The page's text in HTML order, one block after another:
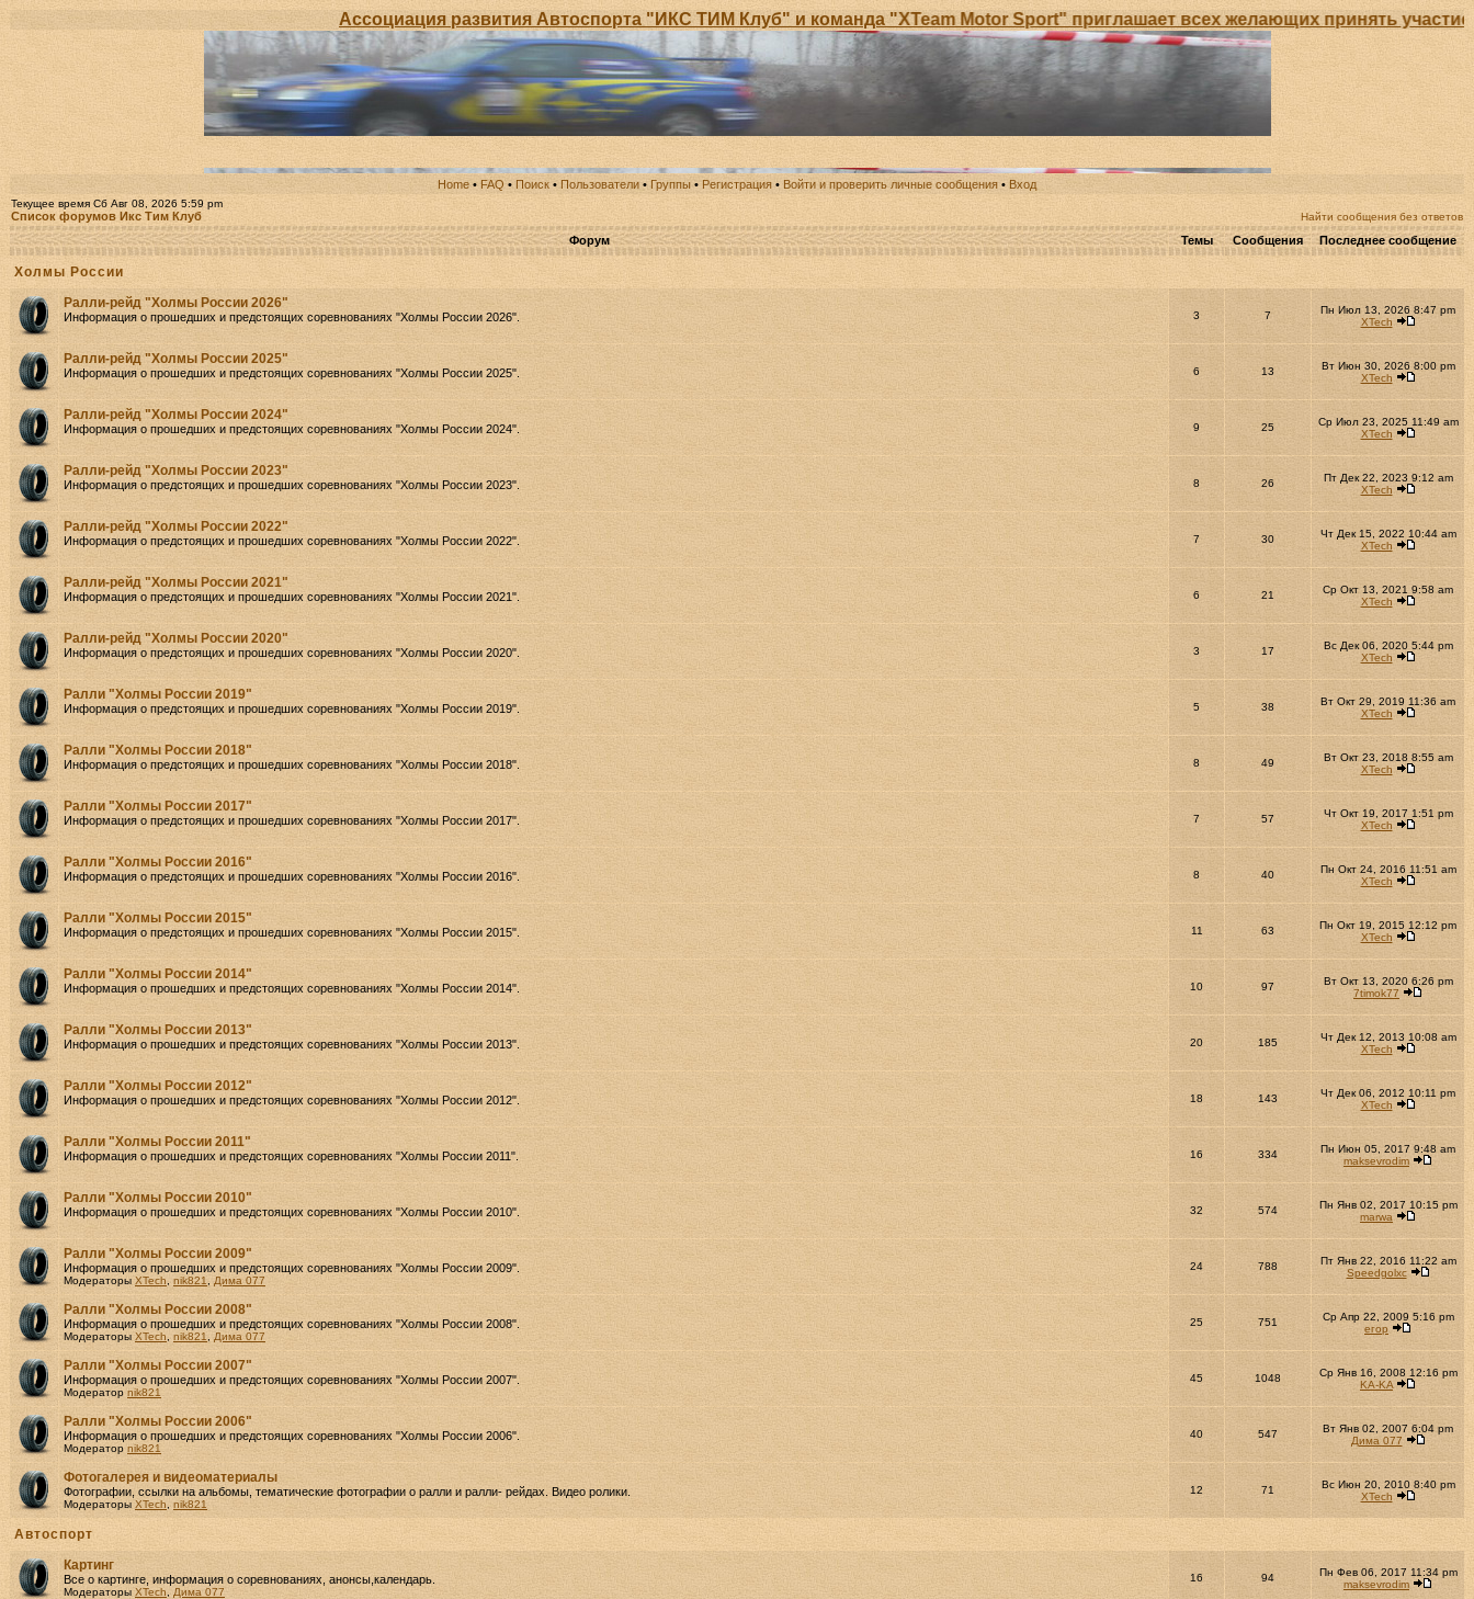
Ассоциация развития Автоспорта "ИКС ТИМ Клуб" и команда "XTeam Motor Sport" приглашает всех желающих принять участие в
Home • FAQ • Поиск • Пользователи • Группы • Регистрация • Войти и проверить личные сообщения • Вход
Текущее время Сб Авг 08, 2026 5:59 pm
Список форумов Икс Тим Клуб Найти сообщения без ответов
Форум Темы Сообщения Последнее сообщение
Холмы России
Ралли-рейд "Холмы России 2026"
Информация о прошедших и предстоящих соревнованиях "Холмы России 2026". 3 7
Пн Июл 13, 2026 8:47 pm
XTech
Ралли-рейд "Холмы России 2025"
Информация о прошедших и предстоящих соревнованиях "Холмы России 2025". 6 13
Вт Июн 30, 2026 8:00 pm
XTech
Ралли-рейд "Холмы России 2024"
Информация о прошедших и предстоящих соревнованиях "Холмы России 2024". 9 25
Ср Июл 23, 2025 11:49 am
XTech
Ралли-рейд "Холмы России 2023"
Информация о предстоящих и прошедших соревнованиях "Холмы России 2023". 8 26
Пт Дек 22, 2023 9:12 am
XTech
Ралли-рейд "Холмы России 2022"
Информация о предстоящих и прошедших соревнованиях "Холмы России 2022". 7 30
Чт Дек 15, 2022 10:44 am
XTech
Ралли-рейд "Холмы России 2021"
Информация о предстоящих и прошедших соревнованиях "Холмы России 2021". 6 21
Ср Окт 13, 2021 9:58 am
XTech
Ралли-рейд "Холмы России 2020"
Информация о предстоящих и прошедших соревнованиях "Холмы России 2020". 3 17
Вс Дек 06, 2020 5:44 pm
XTech
Ралли "Холмы России 2019"
Информация о предстоящих и прошедших соревнованиях "Холмы России 2019". 5 38
Вт Окт 29, 2019 11:36 am
XTech
Ралли "Холмы России 2018"
Информация о предстоящих и прошедших соревнованиях "Холмы России 2018". 8 49
Вт Окт 23, 2018 8:55 am
XTech
Ралли "Холмы России 2017"
Информация о предстоящих и прошедших соревнованиях "Холмы России 2017". 7 57
Чт Окт 19, 2017 1:51 pm
XTech
Ралли "Холмы России 2016"
Информация о предстоящих и прошедших соревнованиях "Холмы России 2016". 8 40
Пн Окт 24, 2016 11:51 am
XTech
Ралли "Холмы России 2015"
Информация о предстоящих и прошедших соревнованиях "Холмы России 2015". 11 63
Пн Окт 19, 2015 12:12 pm
XTech
Ралли "Холмы России 2014"
Информация о прошедших и предстоящих соревнованиях "Холмы России 2014". 10 97
Вт Окт 13, 2020 6:26 pm
7timok77
Ралли "Холмы России 2013"
Информация о прошедших и предстоящих соревнованиях "Холмы России 2013". 20 185
Чт Дек 12, 2013 10:08 am
XTech
Ралли "Холмы России 2012"
Информация о прошедших и предстоящих соревнованиях "Холмы России 2012". 18 143
Чт Дек 06, 2012 10:11 pm
XTech
Ралли "Холмы России 2011"
Информация о прошедших и предстоящих соревнованиях "Холмы России 2011". 16 334
Пн Июн 05, 2017 9:48 am
maksevrodim
Ралли "Холмы России 2010"
Информация о прошедших и предстоящих соревнованиях "Холмы России 2010". 32 574
Пн Янв 02, 2017 10:15 pm
marwa
Ралли "Холмы России 2009"
Информация о прошедших и предстоящих соревнованиях "Холмы России 2009".
Модераторы XTech nik821 Дима 077
24 788
Пт Янв 22, 2016 11:22 am
Speedgolxc
Ралли "Холмы России 2008"
Информация о прошедших и предстоящих соревнованиях "Холмы России 2008".
Модераторы XTech nik821 Дима 077
25 751
Ср Апр 22, 2009 5:16 pm
егор
Ралли "Холмы России 2007"
Информация о прошедших и предстоящих соревнованиях "Холмы России 2007".
Модератор nik821
45 1048
Ср Янв 16, 2008 12:16 pm
KA-KA
Ралли "Холмы России 2006"
Информация о прошедших и предстоящих соревнованиях "Холмы России 2006".
Модератор nik821
40 547
Вт Янв 02, 2007 6:04 pm
Дима 077
Фотогалерея и видеоматериалы
Фотографии, ссылки на альбомы, тематические фотографии о ралли и ралли- рейдах. Видео ролики.
Модераторы XTech nik821
12 71
Вс Июн 20, 2010 8:40 pm
XTech
Автоспорт
Картинг
Все о картинге, информация о соревнованиях, анонсы,календарь.
Модераторы XTech Дима 077
16 94
Пн Фев 06, 2017 11:34 pm
maksevrodim